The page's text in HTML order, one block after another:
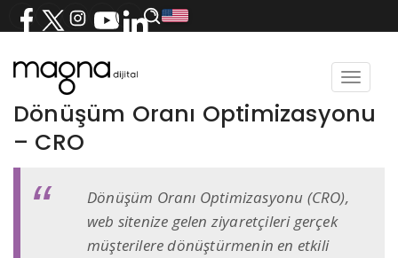
Toggle
Dönüşüm Oranı Optimizasyonu
– CRO
Dönüşüm Oranı Optimizasyonu (CRO),
web sitenize gelen ziyaretçileri gerçek
müşterilere dönüştürmenin en etkili